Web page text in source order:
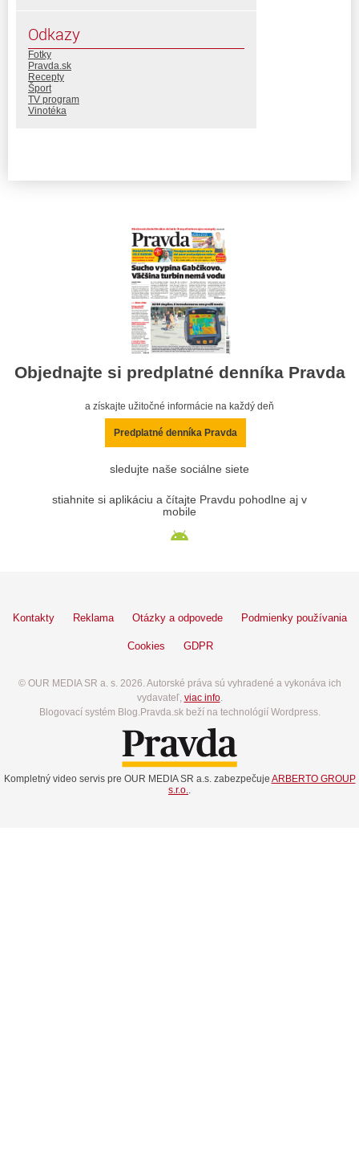
Odkazy
Fotky
Pravda.sk
Recepty
Šport
TV program
Vinotéka
Objednajte si predplatné denníka Pravda
a získajte užitočné informácie na každý deň
Predplatné denníka Pravda
sledujte naše sociálne siete
stiahnite si aplikáciu a čítajte Pravdu pohodlne aj v
mobile
Kontakty Reklama Otázky a odpovede Podmienky používania
Cookies GDPR
© OUR MEDIA SR a. s. 2026. Autorské práva sú vyhradené a vykonáva ich
vydavateľ, viac info.
Blogovací systém Blog.Pravda.sk beží na technológií Wordpress.
Kompletný video servis pre OUR MEDIA SR a.s. zabezpečuje ARBERTO GROUP
s.r.o.